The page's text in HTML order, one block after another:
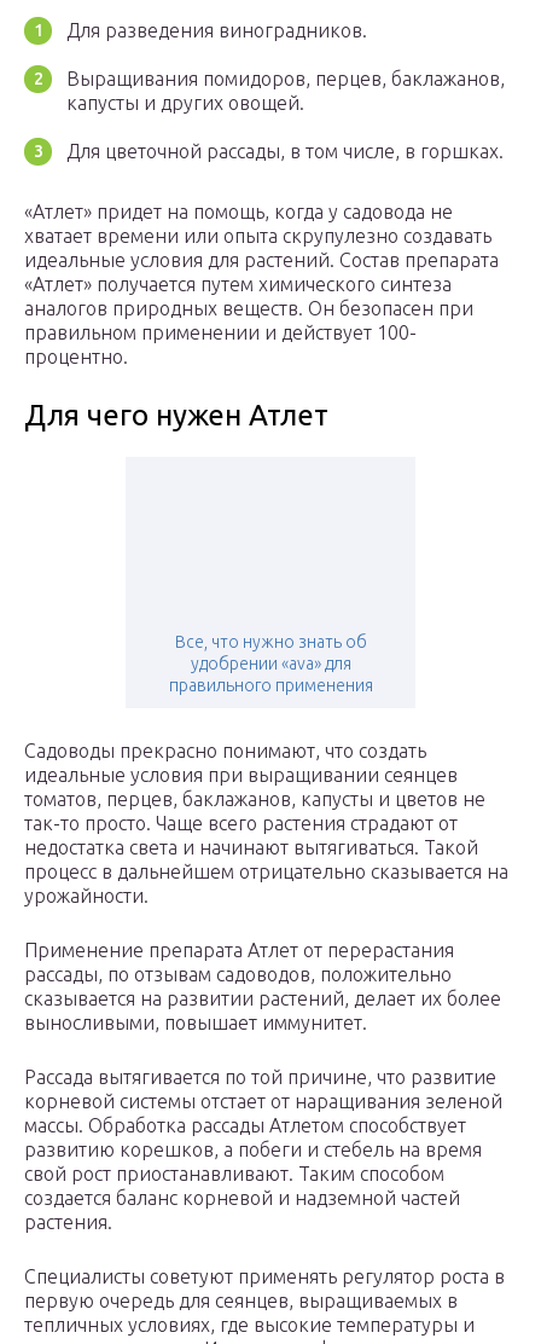
Для разведения виноградников.
Выращивания помидоров, перцев, баклажанов,
капусты и других овощей.
Для цветочной рассады, в том числе, в горшках.
«Атлет» придет на помощь, когда у садовода не
хватает времени или опыта скрупулезно создавать
идеальные условия для растений. Состав препарата
«Атлет» получается путем химического синтеза
аналогов природных веществ. Он безопасен при
правильном применении и действует 100-
процентно.
Для чего нужен Атлет
Все, что нужно знать об
удобрении «ava» для
правильного применения
Садоводы прекрасно понимают, что создать
идеальные условия при выращивании сеянцев
томатов, перцев, баклажанов, капусты и цветов не
так-то просто. Чаще всего растения страдают от
недостатка света и начинают вытягиваться. Такой
процесс в дальнейшем отрицательно сказывается на
урожайности.
Применение препарата Атлет от перерастания
рассады, по отзывам садоводов, положительно
сказывается на развитии растений, делает их более
выносливыми, повышает иммунитет.
Рассада вытягивается по той причине, что развитие
корневой системы отстает от наращивания зеленой
массы. Обработка рассады Атлетом способствует
развитию корешков, а побеги и стебель на время
свой рост приостанавливают. Таким способом
создается баланс корневой и надземной частей
растения.
Специалисты советуют применять регулятор роста в
первую очередь для сеянцев, выращиваемых в
тепличных условиях, где высокие температуры и